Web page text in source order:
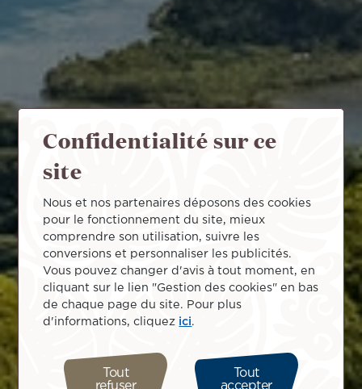
Confidentialité sur ce
site
Nous et nos partenaires déposons des cookies
pour le fonctionnement du site, mieux
comprendre son utilisation, suivre les
conversions et personnaliser les publicités.
Vous pouvez changer d'avis à tout moment, en
cliquant sur le lien "Gestion des cookies" en bas
de chaque page du site. Pour plus
d'informations, cliquez ici.
Tout
refuser
Tout
accepter